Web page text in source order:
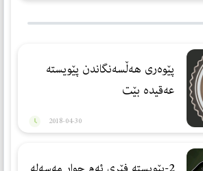
پێوه‌ری هه‌ڵسه‌نگاندن پێویسته‌
عه‌قیده‌ بێت
2018-04-30